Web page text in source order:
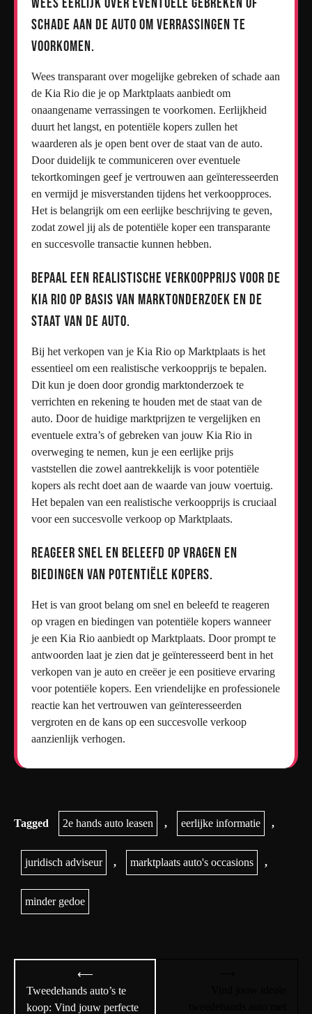
schade aan de auto om verrassingen te
voorkomen.
Wees transparant over mogelijke gebreken of schade aan
de Kia Rio die je op Marktplaats aanbiedt om
onaangename verrassingen te voorkomen. Eerlijkheid
duurt het langst, en potentiële kopers zullen het
waarderen als je open bent over de staat van de auto.
Door duidelijk te communiceren over eventuele
tekortkomingen geef je vertrouwen aan geïnteresseerden
en vermijd je misverstanden tijdens het verkoopproces.
Het is belangrijk om een eerlijke beschrijving te geven,
zodat zowel jij als de potentiële koper een transparante
en succesvolle transactie kunnen hebben.
Bepaal een realistische verkoopprijs voor de
Kia Rio op basis van marktonderzoek en de
staat van de auto.
Bij het verkopen van je Kia Rio op Marktplaats is het
essentieel om een realistische verkoopprijs te bepalen.
Dit kun je doen door grondig marktonderzoek te
verrichten en rekening te houden met de staat van de
auto. Door de huidige marktprijzen te vergelijken en
eventuele extra’s of gebreken van jouw Kia Rio in
overweging te nemen, kun je een eerlijke prijs
vaststellen die zowel aantrekkelijk is voor potentiële
kopers als recht doet aan de waarde van jouw voertuig.
Het bepalen van een realistische verkoopprijs is cruciaal
voor een succesvolle verkoop op Marktplaats.
Reageer snel en beleefd op vragen en
biedingen van potentiële kopers.
Het is van groot belang om snel en beleefd te reageren
op vragen en biedingen van potentiële kopers wanneer
je een Kia Rio aanbiedt op Marktplaats. Door prompt te
antwoorden laat je zien dat je geïnteresseerd bent in het
verkopen van je auto en creëer je een positieve ervaring
voor potentiële kopers. Een vriendelijke en professionele
reactie kan het vertrouwen van geïnteresseerden
vergroten en de kans op een succesvolle verkoop
aanzienlijk verhogen.
Tagged 2e hands auto leasen , eerlijke informatie ,
juridisch adviseur , marktplaats auto's occasions ,
minder gedoe
navigatie
⟵
Tweedehands auto’s te
koop: Vind jouw perfecte